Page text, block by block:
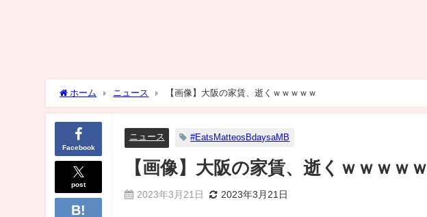
ホーム ニュース 【画像】大阪の家賃、逝くｗｗｗｗｗ
Facebook
post
ニュース #EatsMatteosBdaysaMB
【画像】大阪の家賃、逝くｗｗｗｗｗ
2023年3月21日 2023年3月21日